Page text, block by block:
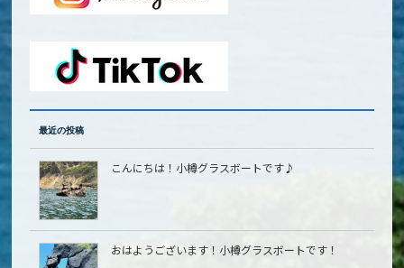
最近の投稿
こんにちは！小樽グラスボートです♪
おはようございます！小樽グラスボートです！